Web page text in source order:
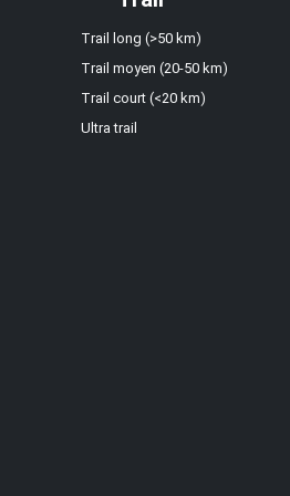
Trail long (>50 km)
Trail moyen (20-50 km)
Trail court (<20 km)
Ultra trail